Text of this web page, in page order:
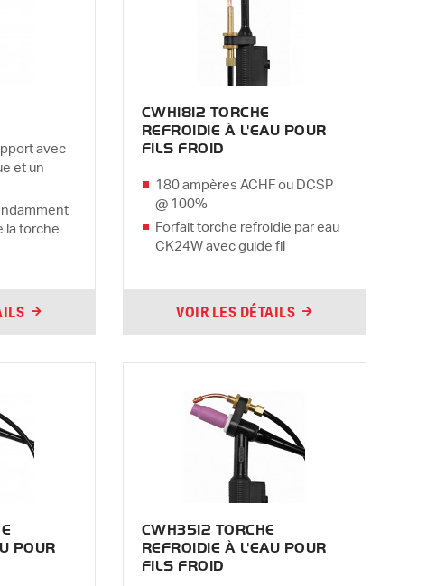
avec
et un
la torche
CWH1812 TORCHE
REFROIDIE À L'EAU POUR
FILS FROID
180 ampères ACHF ou DCSP
@ 100%
Forfait torche refroidie par eau
CK24W avec guide fil
VOIR LES DÉTAILS
POUR
CWH3512 TORCHE
REFROIDIE À L'EAU POUR
FILS FROID